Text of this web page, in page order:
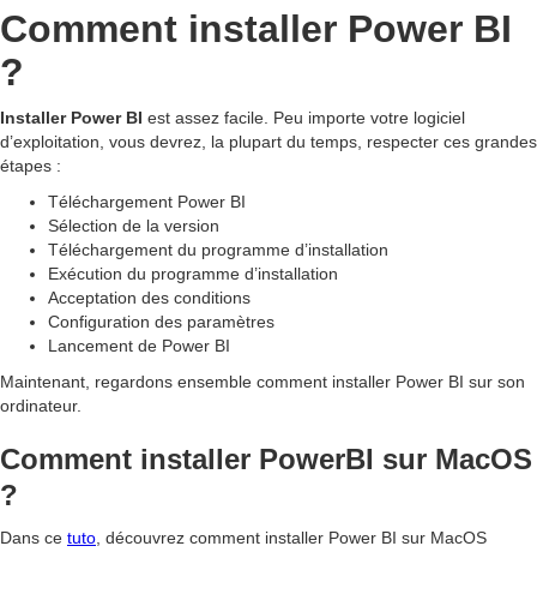
Comment installer Power BI
?
Installer Power BI est assez facile. Peu importe votre logiciel
d’exploitation, vous devrez, la plupart du temps, respecter ces grandes
étapes :
Téléchargement Power BI
Sélection de la version
Téléchargement du programme d’installation
Exécution du programme d’installation
Acceptation des conditions
Configuration des paramètres
Lancement de Power BI
Maintenant, regardons ensemble comment installer Power BI sur son
ordinateur.
Comment installer PowerBI sur MacOS
?
Dans ce tuto , découvrez comment installer Power BI sur MacOS